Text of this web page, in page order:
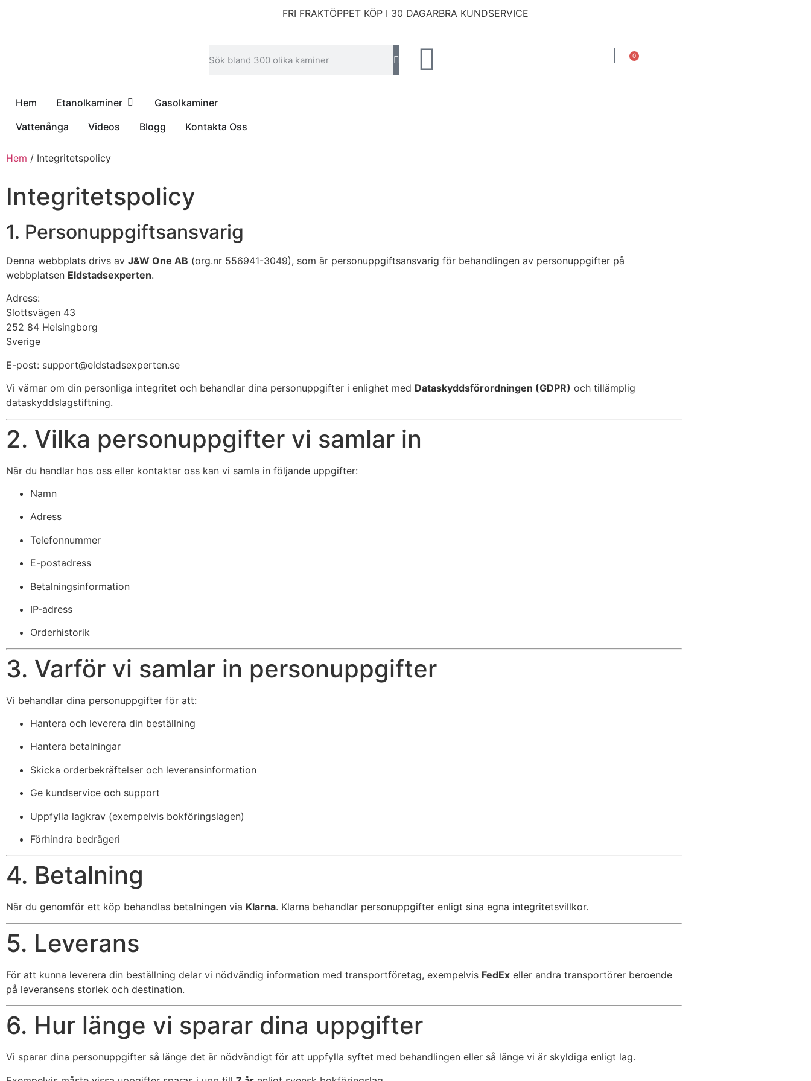
FRI FRAKTÖPPET KÖP I 30 DAGARBRA KUNDSERVICE
0
Hem Etanolkaminer
Gasolkaminer
Vattenånga
Videos Blogg Kontakta Oss
Hem / Integritetspolicy
Integritetspolicy
1. Personuppgiftsansvarig
Denna webbplats drivs av J&W One AB (org.nr 556941-3049), som är personuppgiftsansvarig för behandlingen av personuppgifter på
webbplatsen Eldstadsexperten.
Adress:
Slottsvägen 43
252 84 Helsingborg
Sverige
E-post: support@eldstadsexperten.se
Vi värnar om din personliga integritet och behandlar dina personuppgifter i enlighet med Dataskyddsförordningen (GDPR) och tillämplig
dataskyddslagstiftning.
2. Vilka personuppgifter vi samlar in
När du handlar hos oss eller kontaktar oss kan vi samla in följande uppgifter:
Namn
Adress
Telefonnummer
E-postadress
Betalningsinformation
IP-adress
Orderhistorik
3. Varför vi samlar in personuppgifter
Vi behandlar dina personuppgifter för att:
Hantera och leverera din beställning
Hantera betalningar
Skicka orderbekräftelser och leveransinformation
Ge kundservice och support
Uppfylla lagkrav (exempelvis bokföringslagen)
Förhindra bedrägeri
4. Betalning
När du genomför ett köp behandlas betalningen via Klarna. Klarna behandlar personuppgifter enligt sina egna integritetsvillkor.
5. Leverans
För att kunna leverera din beställning delar vi nödvändig information med transportföretag, exempelvis FedEx eller andra transportörer beroende
på leveransens storlek och destination.
6. Hur länge vi sparar dina uppgifter
Vi sparar dina personuppgifter så länge det är nödvändigt för att uppfylla syftet med behandlingen eller så länge vi är skyldiga enligt lag.